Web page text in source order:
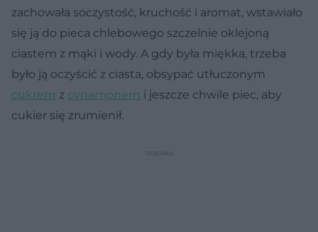
zachowała soczystość, kruchość i aromat, wstawiało
się ją do pieca chlebowego szczelnie oklejoną
ciastem z mąki i wody. A gdy była miękka, trzeba
było ją oczyścić z ciasta, obsypać utłuczonym
cukrem z cynamonem i jeszcze chwile piec, aby
cukier się zrumienił.